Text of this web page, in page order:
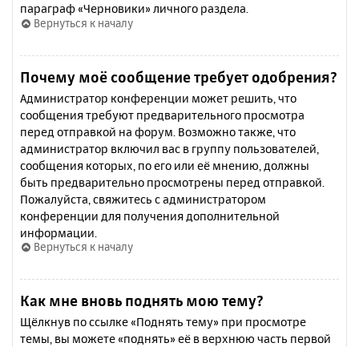
параграф «Черновики» личного раздела.
Вернуться к началу
Почему моё сообщение требует одобрения?
Администратор конференции может решить, что
сообщения требуют предварительного просмотра
перед отправкой на форум. Возможно также, что
администратор включил вас в группу пользователей,
сообщения которых, по его или её мнению, должны
быть предварительно просмотрены перед отправкой.
Пожалуйста, свяжитесь с администратором
конференции для получения дополнительной
информации.
Вернуться к началу
Как мне вновь поднять мою тему?
Щёлкнув по ссылке «Поднять тему» при просмотре
темы, вы можете «поднять» её в верхнюю часть первой